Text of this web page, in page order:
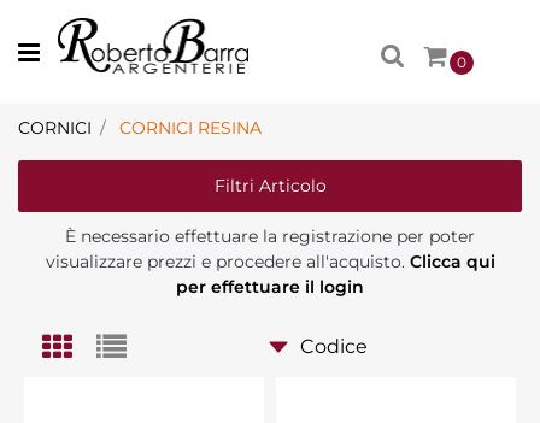
Open menu
0
CORNICI CORNICI RESINA
Filtri Articolo
È necessario effettuare la registrazione per poter
visualizzare prezzi e procedere all'acquisto. Clicca qui
per effettuare il login